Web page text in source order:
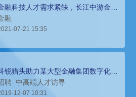
融科技人才需求紧缺，长江中游金融
行业薪酬报告
融
07-21 15:35
锐猎头助力某大型金融集团数字化高
、顶级专家团队搭建
聘 中高端人才访寻
12-07 10:31